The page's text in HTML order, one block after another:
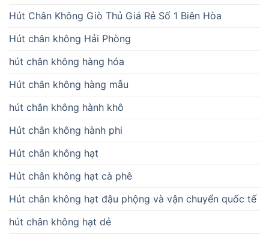
Hút Chân Không Giò Thủ Giá Rẻ Số 1 Biên Hòa
Hút chân không Hải Phòng
hút chân không hàng hóa
Hút chân không hàng mẫu
hút chân không hành khô
Hút chân không hành phi
Hút chân không hạt
Hút chân không hạt cà phê
Hút chân không hạt đậu phộng và vận chuyển quốc tế
hút chân không hạt dẻ